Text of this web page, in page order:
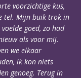
voorzichtige kus,
tel. Mijn buik trok in
goed, zo had
als voor mij.
we elkaar
ik kon niets
genoeg. Terug in